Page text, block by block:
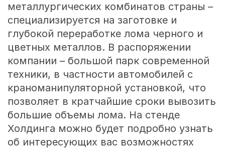
металлургических комбинатов страны –
специализируется на заготовке и
глубокой переработке лома черного и
цветных металлов. В распоряжении
компании – большой парк современной
техники, в частности автомобилей с
краноманипуляторной установкой, что
позволяет в кратчайшие сроки вывозить
большие объемы лома. На стенде
Холдинга можно будет подробно узнать
об интересующих вас возможностях